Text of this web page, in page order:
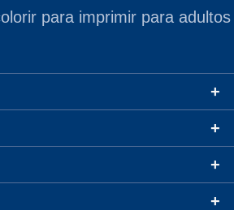
para imprimir para adultos
+
+
+
+